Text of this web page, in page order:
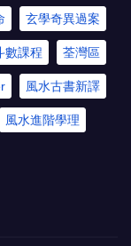
玄學奇異過案
數課程 荃灣區
風水古書新譯
風水進階學理